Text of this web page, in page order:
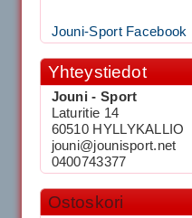
Jouni-Sport Facebook
Yhteystiedot
Jouni - Sport
Laturitie 14
60510 HYLLYKALLIO
jouni@jounisport.net
0400743377
Ostoskori